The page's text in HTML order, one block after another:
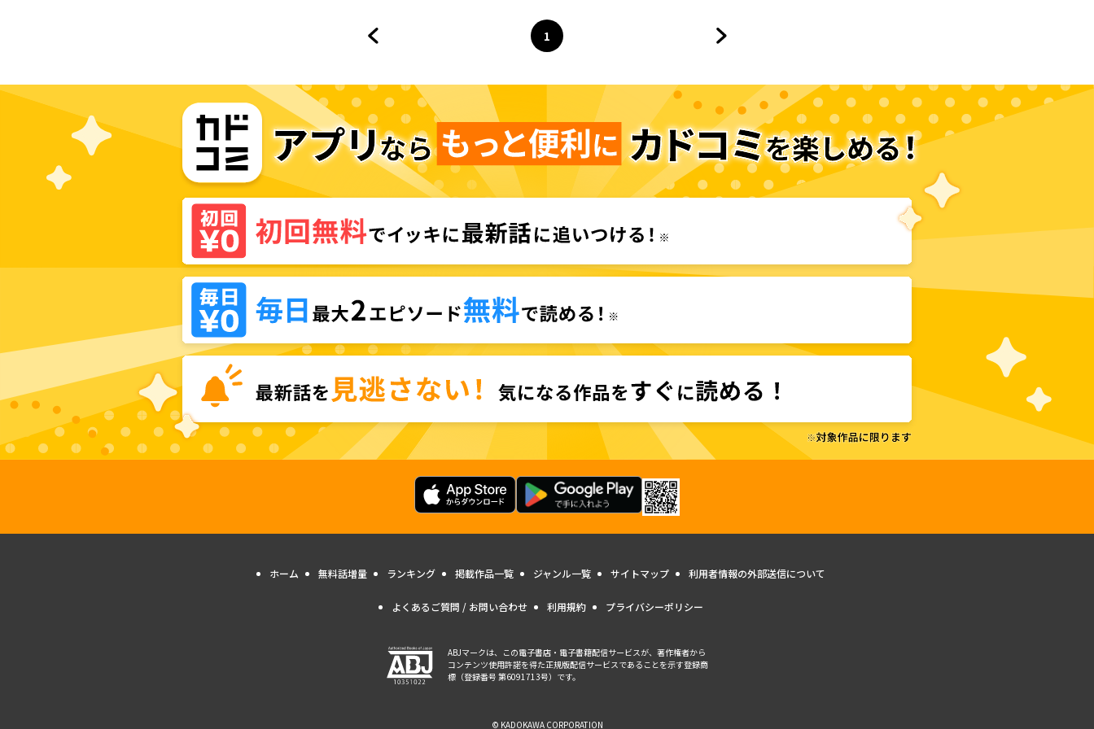
ページ
1
へ
ホーム 無料話増量 ランキング 掲載作品一覧 ジャンル一覧 サイトマップ 利用者情報の外部送信について
よくあるご質問 / お問い合わせ 利用規約 プライバシーポリシー
ABJマークは、この電子書店・電子書籍配信サービスが、著作権者から
コンテンツ使用許諾を得た正規版配信サービスであることを示す登録商
標（登録番号 第6091713号）です。
© KADOKAWA CORPORATION